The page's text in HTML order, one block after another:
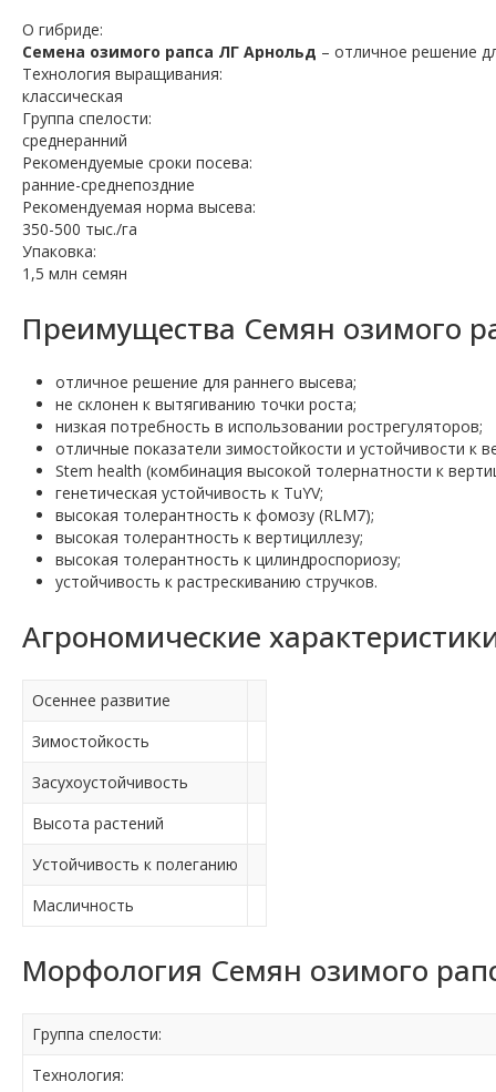
О гибриде:
Семена озимого рапса ЛГ Арнольд – отличное решение
Технология выращивания:
классическая
Группа спелости:
среднеранний
Рекомендуемые сроки посева:
ранние-среднепоздние
Рекомендуемая норма высева:
350-500 тыс./га
Упаковка:
1,5 млн семян
Преимущества Семян озимого
отличное решение для раннего высева;
не склонен к вытягиванию точки роста;
низкая потребность в использовании рострегуляторов;
отличные показатели зимостойкости и устойчивости к
Stem health (комбинация высокой толернатности к
генетическая устойчивость к TuYV;
высокая толерантность к фомозу (RLM7);
высокая толерантность к вертициллезу;
высокая толерантность к цилиндроспориозу;
устойчивость к растрескиванию стручков.
Агрономические
Осеннее развитие
Зимостойкость
Засухоустойчивость
Высота растений
Устойчивость к полеганию
Масличность
Морфология Семян озимого
Группа спелости:
Технология: